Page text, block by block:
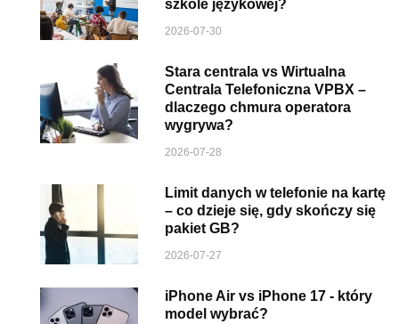
szkole językowej?
2026-07-30
Stara centrala vs Wirtualna
Centrala Telefoniczna VPBX –
dlaczego chmura operatora
wygrywa?
2026-07-28
Limit danych w telefonie na kartę
– co dzieje się, gdy skończy się
pakiet GB?
2026-07-27
iPhone Air vs iPhone 17 - który
model wybrać?